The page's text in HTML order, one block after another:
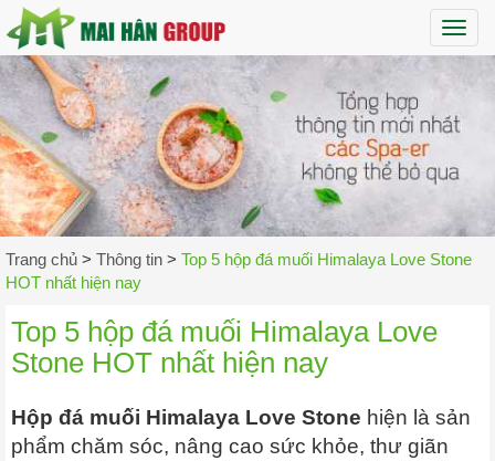
Trang chủ > Thông tin > Top 5 hộp đá muối Himalaya Love Stone
HOT nhất hiện nay
Top 5 hộp đá muối Himalaya Love
Stone HOT nhất hiện nay
Hộp đá muối Himalaya Love Stone hiện là sản
phẩm chăm sóc, nâng cao sức khỏe, thư giãn